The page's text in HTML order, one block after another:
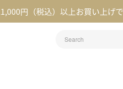
円（税込）以上お買い上げ